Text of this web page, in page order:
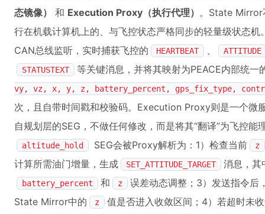
态镜像）
和 Execution Proxy（执行代理） 。State Mirror
行在机载计算机上的、与飞控状态严格同步的轻量级状态
CAN总线监听，实时捕获飞控的
HEARTBEAT 、
ATTITUDE
STATUSTEXT
等关键消息，并将其映射为PEACE内部统一
vy, vz, x, y, z, battery_percent, gps_fix_type,
次，且自带时间戳和校验码。Execution Proxy则是一个微
自规划层的SEG，不做任何修改，而是将其“翻译”为飞控能
altitude_hold SEG会被Proxy解析为：1）检查当前 z
计算所需油门增量，生成 SET_ATTITUDE_TARGET 消息，其
battery_percent 和 z
误差动态调整；3）发送指令后
State Mirror中的
z
值是否进入收敛区间；4）若超时未